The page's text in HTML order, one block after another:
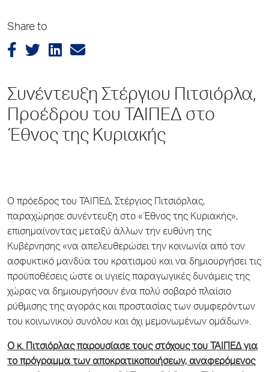
Share to
Συνέντευξη Στέργιου Πιτσιόρλα,
Προέδρου του ΤΑΙΠΕΔ στο
Έθνος της Κυριακής
Ο πρόεδρος του ΤΑΙΠΕΔ, Στέργιος Πιτσιόρλας,
παραχώρησε συνέντευξη στο «Έθνος της Κυριακής»,
επισηµαίνοντας µεταξύ άλλων την ευθύνη της
Κυβέρνησης «να απελευθερώσει την κοινωνία από τον
ασφυκτικό µανδύα του κρατισµού και να δηµιουργήσει τις
προϋποθέσεις ώστε οι υγιείς παραγωγικές δυνάµεις της
χώρας να δηµιουργήσουν ένα πολύ σοβαρό πλαίσιο
ρύθµισης της αγοράς και προστασίας των συµφερόντων
του κοινωνικού συνόλου και όχι µεµονωµένων οµάδων».
Ο κ. Πιτσιόρλας παρουσίασε τους στόχους του ΤΑΙΠΕΔ για
το πρόγραμμα των αποκρατικοποιήσεων, αναφερόμενος